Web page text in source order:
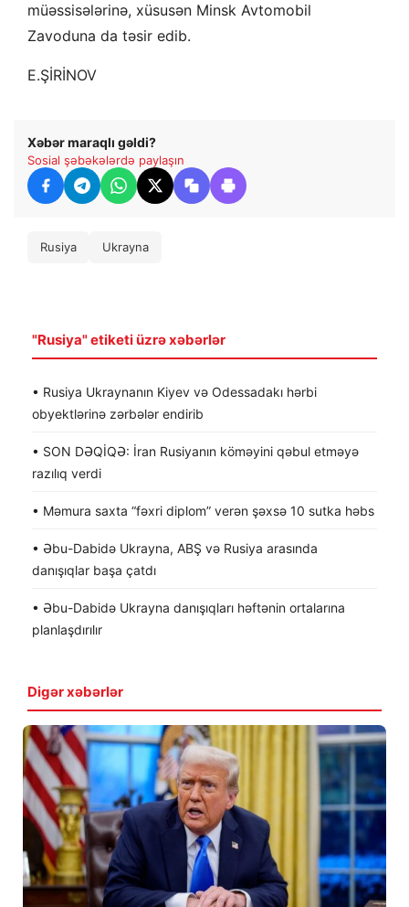
müəssisələrinə, xüsusən Minsk Avtomobil
Zavoduna da təsir edib.
E.ŞİRİNOV
Xəbər maraqlı gəldi?
Sosial şəbəkələrdə paylaşın
Rusiya Ukrayna
"Rusiya" etiketi üzrə xəbərlər
• Rusiya Ukraynanın Kiyev və Odessadakı hərbi
obyektlərinə zərbələr endirib
• SON DƏQİQƏ: İran Rusiyanın köməyini qəbul etməyə
razılıq verdi
• Məmura saxta “fəxri diplom” verən şəxsə 10 sutka həbs
• Əbu-Dabidə Ukrayna, ABŞ və Rusiya arasında
danışıqlar başa çatdı
• Əbu-Dabidə Ukrayna danışıqları həftənin ortalarına
planlaşdırılır
Digər xəbərlər